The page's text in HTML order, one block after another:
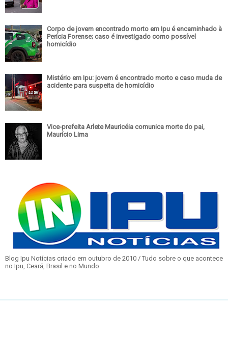
Corpo de jovem encontrado morto em Ipu é encaminhado à
Perícia Forense; caso é investigado como possível
homicídio
Mistério em Ipu: jovem é encontrado morto e caso muda de
acidente para suspeita de homicídio
Vice-prefeita Arlete Mauricéia comunica morte do pai,
Maurício Lima
Blog Ipu Notícias criado em outubro de 2010 / Tudo sobre o que acontece
no Ipu, Ceará, Brasil e no Mundo